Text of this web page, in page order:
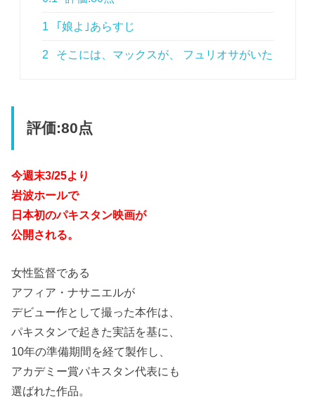
1 ｢娘よ｣あらすじ
2 そこには、マックスが、 フュリオサがいた
評価:80点
今週末3/25より
岩波ホールで
日本初のパキスタン映画が
公開される。
女性監督である
アフィア・ナサニエルが
デビュー作として撮った本作は、
パキスタンで起きた実話を基に、
10年の準備期間を経て製作し、
アカデミー賞パキスタン代表にも
選ばれた作品。